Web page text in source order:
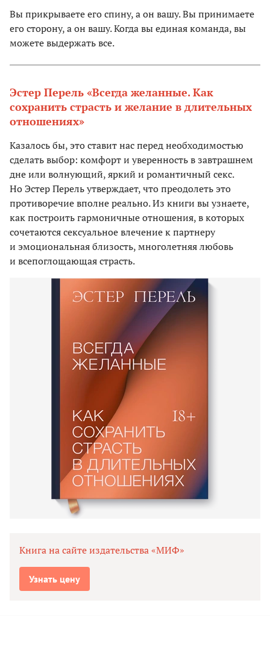
Вы прикрываете его спину, а он вашу. Вы принимаете
его сторону, а он вашу. Когда вы единая команда, вы
можете выдержать все.
Эстер Перель «Всегда желанные. Как
сохранить страсть и желание в длительных
отношениях»
Казалось бы, это ставит нас перед необходимостью
сделать выбор: комфорт и уверенность в завтрашнем
дне или волнующий, яркий и романтичный секс.
Но Эстер Перель утверждает, что преодолеть это
противоречие вполне реально. Из книги вы узнаете,
как построить гармоничные отношения, в которых
сочетаются сексуальное влечение к партнеру
и эмоциональная близость, многолетняя любовь
и всепоглощающая страсть.
Книга на сайте издательства «МИФ»
Узнать цену